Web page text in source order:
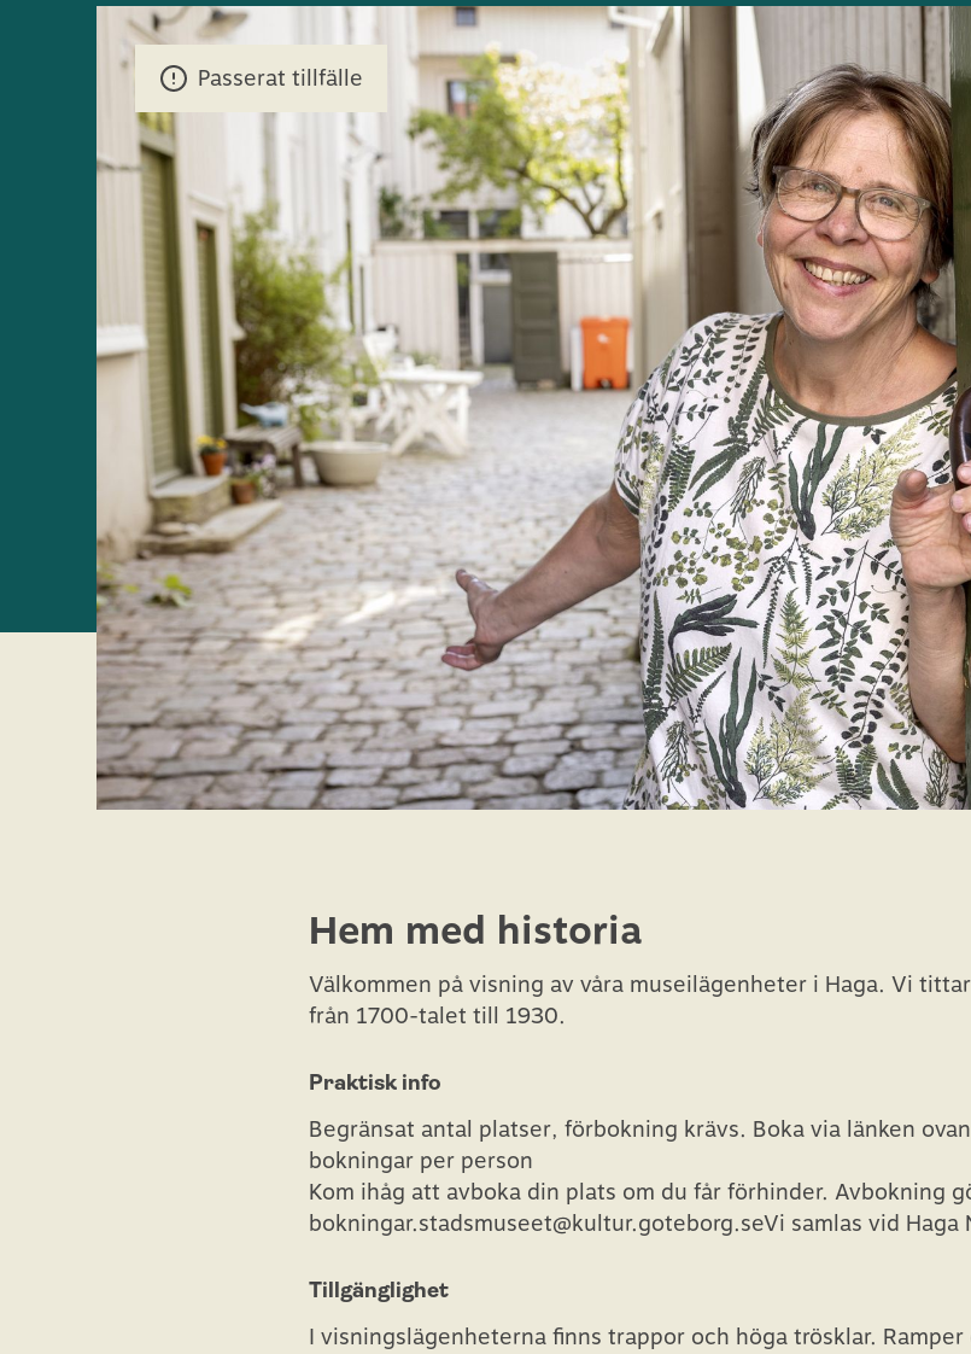
Passerat tillfälle
Hem med historia
Välkommen på visning av våra museilägenheter i Haga. Vi
från 1700-talet till 1930.
Praktisk info
Begränsat antal platser, förbokning krävs. Boka via länken
bokningar per person
Kom ihåg att avboka din plats om du får förhinder. Avbokning
bokningar.stadsmuseet@kultur.goteborg.seVi samlas vid Haga
Tillgänglighet
I visningslägenheterna finns trappor och höga trösklar.